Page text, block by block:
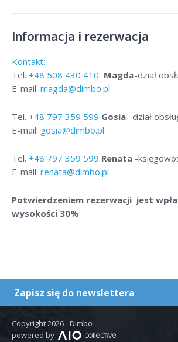
Informacja i rezerwacja
Kontakt:
Tel. +48 508 430 410 Magda-dział
E-mail: magda@dimbo.pl
Tel. +48 797 359 599 Gosia– dział
E-mail: gosia@dimbo.pl
Tel. +48 797 359 599 Renata -
E-mail: renata@dimbo.pl
Potwierdzeniem rezerwacji jest
wysokości 30%
Zapisz się do newslettera
Mapa strony
Copyright 2026 - Dimbo
powered by